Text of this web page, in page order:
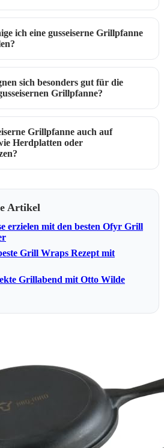
ich eine gusseiserne Grillpfanne
sich besonders gut für die
Grillpfanne?
Grillpfanne auch auf
Herdplatten oder
Artikel
erzielen mit den besten Ofyr Grill
Grill Wraps Rezept mit
Grillabend mit Otto Wilde